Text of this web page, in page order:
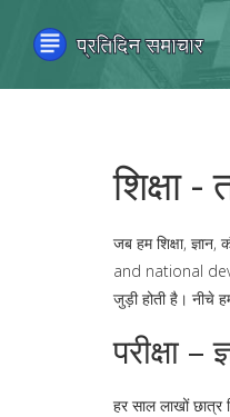
शिक्षा
जब हमशिक्षा, ज्ञान,
and national
जुड़ी होती है। नीचे
परीक्षा
हर साल लाखों छात्र